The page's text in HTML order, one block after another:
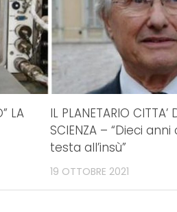
LA
IL PLANETARIO CITTA’
SCIENZA – “Dieci
testa all’insù”
19 OTTOBRE 2021